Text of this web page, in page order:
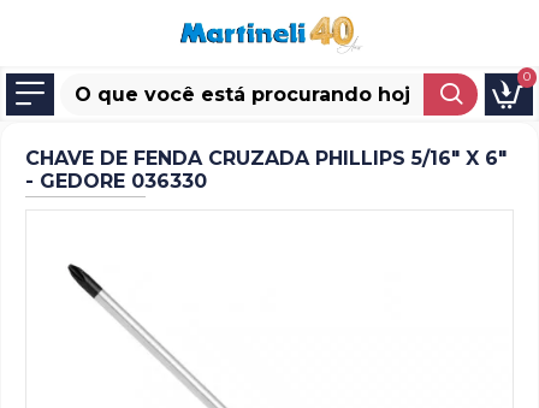
0
CHAVE DE FENDA CRUZADA PHILLIPS 5/16" X 6"
- GEDORE 036330